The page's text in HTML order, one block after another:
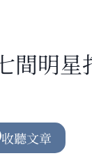
間明星
收聽文章